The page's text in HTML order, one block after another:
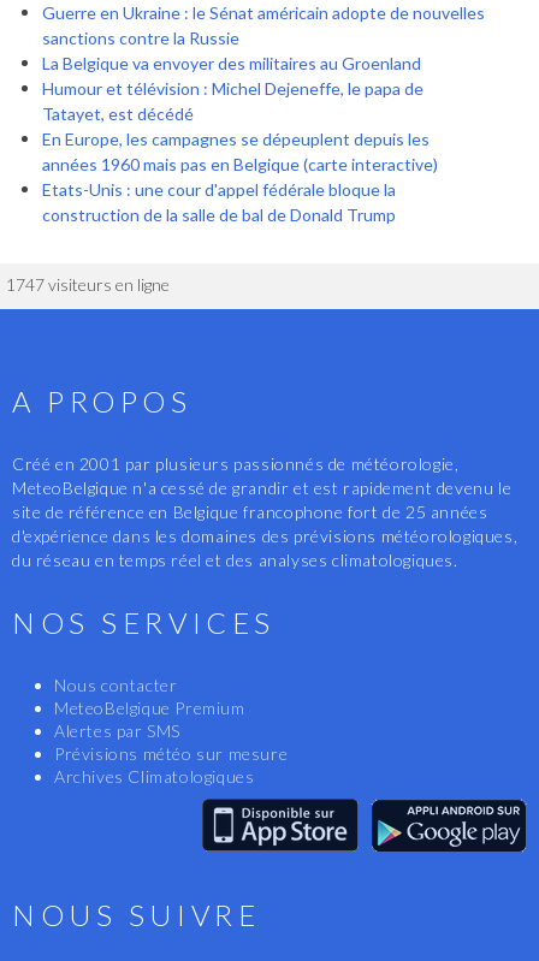
Guerre en Ukraine : le Sénat américain adopte de nouvelles
sanctions contre la Russie
La Belgique va envoyer des militaires au Groenland
Humour et télévision : Michel Dejeneffe, le papa de
Tatayet, est décédé
En Europe, les campagnes se dépeuplent depuis les
années 1960 mais pas en Belgique (carte interactive)
Etats-Unis : une cour d'appel fédérale bloque la
construction de la salle de bal de Donald Trump
1747 visiteurs en ligne
A PROPOS
Créé en 2001 par plusieurs passionnés de météorologie,
MeteoBelgique n'a cessé de grandir et est rapidement devenu le
site de référence en Belgique francophone fort de 25 années
d'expérience dans les domaines des prévisions météorologiques,
du réseau en temps réel et des analyses climatologiques.
NOS SERVICES
Nous contacter
MeteoBelgique Premium
Alertes par SMS
Prévisions météo sur mesure
Archives Climatologiques
NOUS SUIVRE